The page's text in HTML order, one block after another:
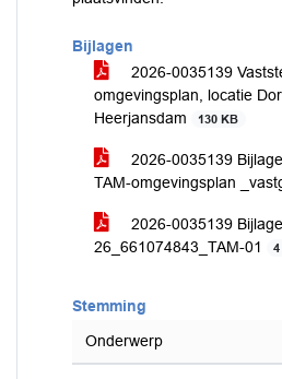
Bijlagen
2026-0035139
omgevingsplan, locatie
Heerjansdam
130 KB
2026-0035139
TAM-omgevingsplan
2026-0035139
26_661074843_TAM-01
4
Stemming
Onderwerp